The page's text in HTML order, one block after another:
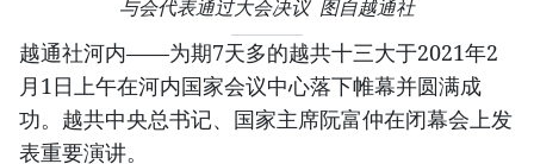
与会代表通过大会决议 图自越通社
越通社河内——为期7天多的越共十三大于2021年2
月1日上午在河内国家会议中心落下帷幕并圆满成
功。越共中央总书记、国家主席阮富仲在闭幕会上发
表重要演讲。